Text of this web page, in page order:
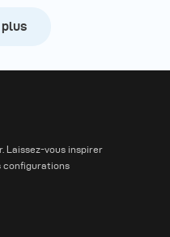
plus
Laissez-vous inspirer
configurations